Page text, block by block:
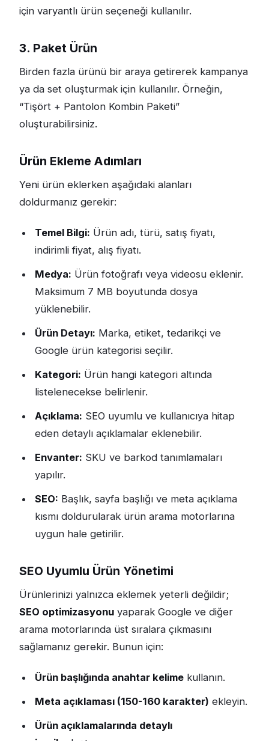
için varyantlı ürün seçeneği kullanılır.
3. Paket Ürün
Birden fazla ürünü bir araya getirerek kampanya
ya da set oluşturmak için kullanılır. Örneğin,
“Tişört + Pantolon Kombin Paketi”
oluşturabilirsiniz.
Ürün Ekleme Adımları
Yeni ürün eklerken aşağıdaki alanları
doldurmanız gerekir:
Temel Bilgi: Ürün adı, türü, satış fiyatı,
indirimli fiyat, alış fiyatı.
Medya: Ürün fotoğrafı veya videosu eklenir.
Maksimum 7 MB boyutunda dosya
yüklenebilir.
Ürün Detayı: Marka, etiket, tedarikçi ve
Google ürün kategorisi seçilir.
Kategori: Ürün hangi kategori altında
listelenecekse belirlenir.
Açıklama: SEO uyumlu ve kullanıcıya hitap
eden detaylı açıklamalar eklenebilir.
Envanter: SKU ve barkod tanımlamaları
yapılır.
SEO: Başlık, sayfa başlığı ve meta açıklama
kısmı doldurularak ürün arama motorlarına
uygun hale getirilir.
SEO Uyumlu Ürün Yönetimi
Ürünlerinizi yalnızca eklemek yeterli değildir;
SEO optimizasyonu yaparak Google ve diğer
arama motorlarında üst sıralara çıkmasını
sağlamanız gerekir. Bunun için:
Ürün başlığında anahtar kelime kullanın.
Meta açıklaması (150-160 karakter) ekleyin.
Ürün açıklamalarında detaylı